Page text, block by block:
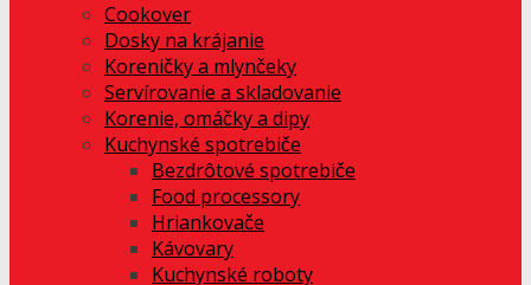
Cookover
Dosky na krájanie
Koreničky a mlynčeky
Servírovanie a skladovanie
Korenie, omáčky a dipy
Kuchynské spotrebiče
Bezdrôtové spotrebiče
Food processory
Hriankovače
Kávovary
Kuchynské roboty